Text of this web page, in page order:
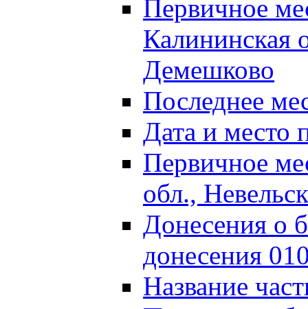
Первичное
Калининская
Демешково
Последнее
Дата и место
Первичное
обл.,
Донесения о
донесения
Название